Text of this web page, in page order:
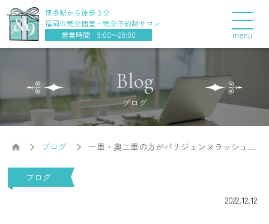
博多駅から徒歩３分
福岡の完全個室・完全予約制サロン
営業時間 9:00〜20:00
menu
Blog
ブログ
ブログ
一重・奥二重の方がパリジェンヌラッシュリ
ブログ
2022.12.12